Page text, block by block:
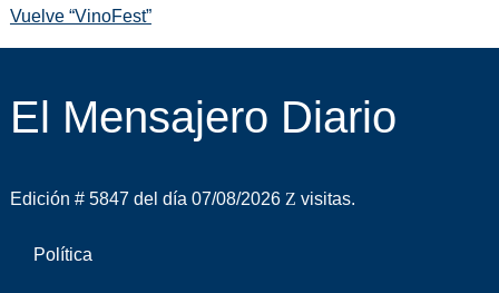
Vuelve “VinoFest”
El Mensajero Diario
Edición # 5847 del día 07/08/2026 visitas.
Política